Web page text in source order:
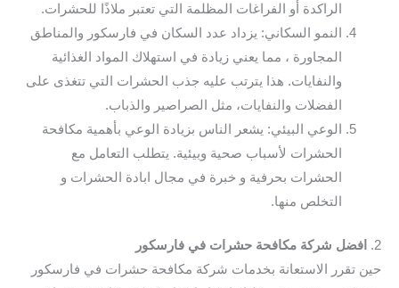
الراكدة أو الفراغات المظلمة التي تعتبر ملاذًا للحشرات.
النمو السكاني: يزداد عدد السكان في فارسكور والمناطق
المجاورة ، مما يعني زيادة في استهلاك المواد الغذائية
والنفايات. هذا يترتب عليه جذب الحشرات التي تتغذى على
الفضلات والنفايات، مثل الصراصير والذباب.
الوعي البيئي: يشعر الناس بزيادة الوعي بأهمية مكافحة
الحشرات لأسباب صحية وبيئية. يتطلب التعامل مع
الحشرات بحرفية و خبرة في مجال ابادة الحشرات و
التخلص منها.
2.
افضل شركة مكافحة حشرات في فارسكور
حين تقرر الاستعانة بخدمات شركة مكافحة حشرات في فارسكور